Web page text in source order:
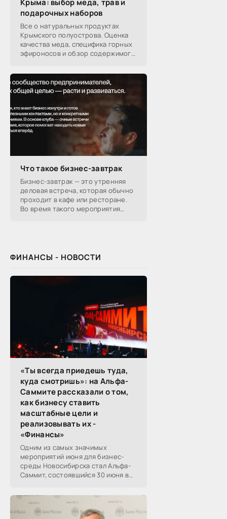
Крыма: выбор меда, трав и
подарочных наборов
Все о натуральных продуктах
Крымского полуострова. Оценка
качества меда, специфика горных
эфироносов и обзор содержимого
производителей.
Что такое бизнес-завтрак
Бизнес-завтрак — это утренняя
деловая встреча, которая обычно
проходит в кафе или ресторане.
Во время такого мероприятия
ФИНАНСЫ - НОВОСТИ
«Ты всегда приедешь туда,
куда смотришь»: на Альфа-
Саммите рассказали о том,
как бизнесу ставить
масштабные цели и
реализовывать их -
«Финансы»
Одним из самых значимых
мероприятий июня для бизнес-
среды Новосибирска стал Альфа-
Саммит, состоявшийся 30 июня в
«Победа». Его участниками
выступили эксперты,